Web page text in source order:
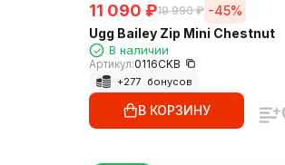
11 090 ₽19 990 ₽ -45%
Ugg Bailey Zip Mini Chestnut
В наличии
Артикул:0116CKB
+277 бонусов
В КОРЗИНУ